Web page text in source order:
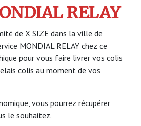
RELAY
de X SIZE dans la ville de
MONDIAL RELAY chez ce
pour vous faire livrer vos colis
colis au moment de vos
vous pourrez récupérer
le souhaitez.